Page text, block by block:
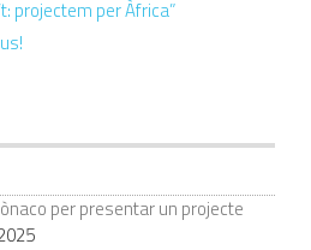
projectem per Àfrica”
per presentar un projecte